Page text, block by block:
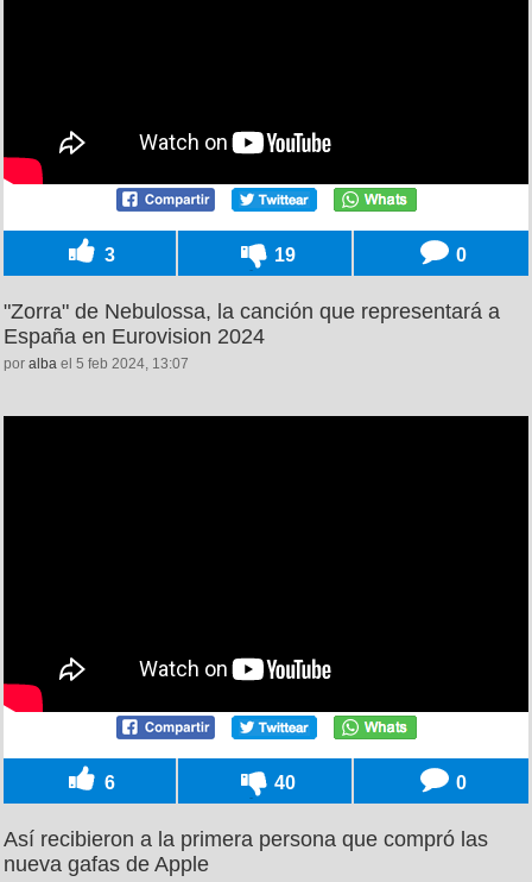
3 19 0
"Zorra" de Nebulossa, la canción que representará a
España en Eurovision 2024
por alba el 5 feb 2024, 13:07
6 40 0
Así recibieron a la primera persona que compró las
nueva gafas de Apple